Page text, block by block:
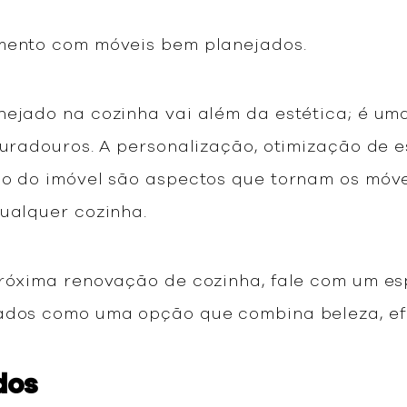
com móveis bem planejados.
na cozinha vai além da estética; é
A personalização, otimização de
do imóvel são aspectos que tornam os
cozinha.
renovação de cozinha, fale com um
como uma opção que combina beleza,